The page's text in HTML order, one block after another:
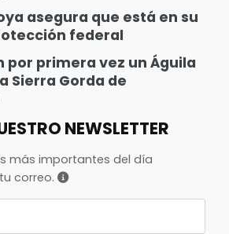
asegura que está en su
federal
por primera vez un Águila
Sierra Gorda de
NEWSLETTER
más importantes del día
correo.